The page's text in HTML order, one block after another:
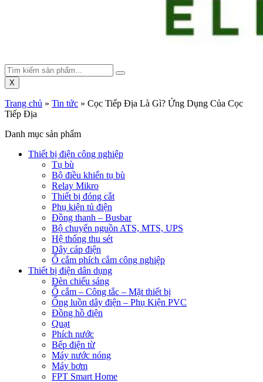
X
Trang chủ » Tin tức » Cọc Tiếp Địa Là Gì? Ứng Dụng Của Cọc
Tiếp Địa
Danh mục sản phẩm
Thiết bị điện công nghiệp
Tụ bù
Bộ điều khiển tụ bù
Relay Mikro
Thiết bị đóng cắt
Phụ kiện tủ điện
Đồng thanh – Busbar
Bộ chuyển nguồn ATS, MTS, UPS
Hệ thống thu sét
Dây cáp điện
Ổ cắm phích cắm công nghiệp
Thiết bị điện dân dụng
Đèn chiếu sáng
Ổ cắm – Công tắc – Mặt thiết bị
Ống luồn dây điện – Phụ Kiện PVC
Đồng hồ điện
Quạt
Phích nước
Bếp điện từ
Máy nước nóng
Máy bơm
FPT Smart Home